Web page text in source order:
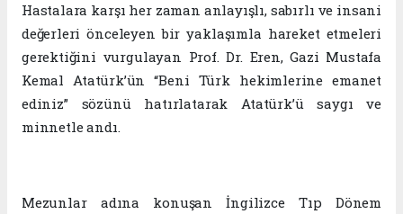
Hastalara karşı her zaman anlayışlı, sabırlı ve insani
değerleri önceleyen bir yaklaşımla hareket etmeleri
gerektiğini vurgulayan Prof. Dr. Eren, Gazi Mustafa
Kemal Atatürk’ün “Beni Türk hekimlerine emanet
ediniz” sözünü hatırlatarak Atatürk’ü saygı ve
minnetle andı.
Mezunlar adına konuşan İngilizce Tıp Dönem